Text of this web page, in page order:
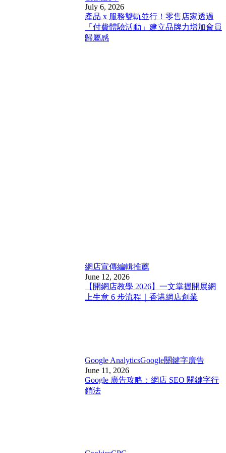
July 6, 2026
產品 x 服務雙軌並行！零售店家透過
「付費體驗活動」建立品牌力增加會員
歸屬感
網店宣傳編輯推薦
June 12, 2026
【開網店教學 2026】一文掌握開展網
上生意 6 步流程｜香港網店創業
Google AnalyticsGoogle關鍵字廣告
June 11, 2026
Google 廣告攻略：網店 SEO 關鍵字行
銷法